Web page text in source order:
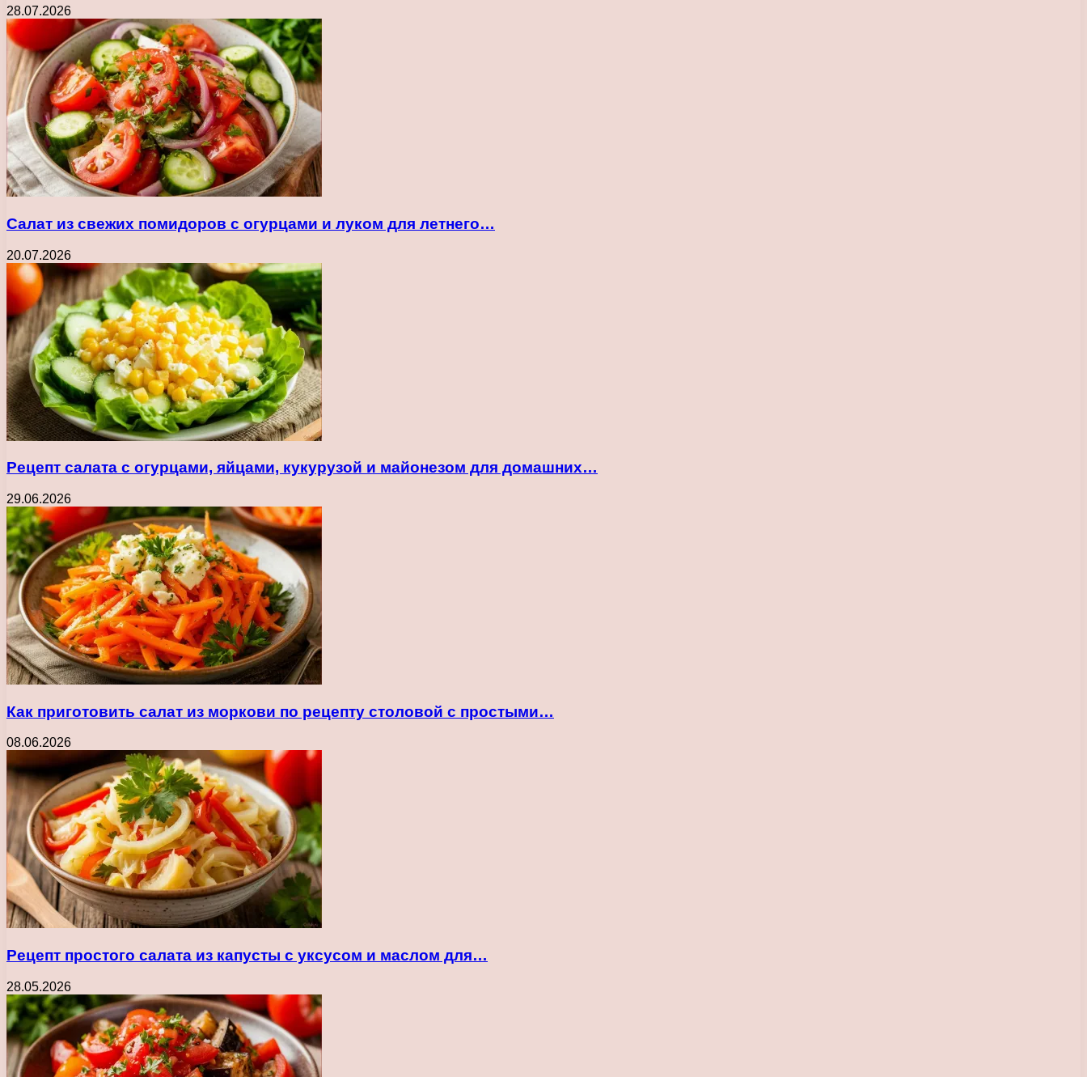
28.07.2026
Салат из свежих помидоров с огурцами и луком для летнего…
20.07.2026
Рецепт салата с огурцами, яйцами, кукурузой и майонезом для домашних…
29.06.2026
Как приготовить салат из моркови по рецепту столовой с простыми…
08.06.2026
Рецепт простого салата из капусты с уксусом и маслом для…
28.05.2026